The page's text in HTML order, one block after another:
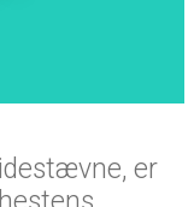
er